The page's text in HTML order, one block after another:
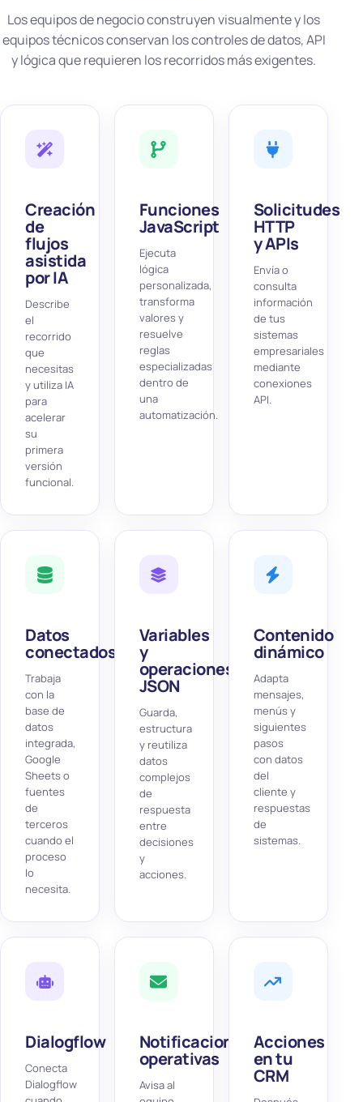
Los equipos de negocio construyen visualmente y los
equipos técnicos conservan los controles de datos, API
y lógica que requieren los recorridos más exigentes.
Creación
de
flujos
asistida
por IA
Describe
el
recorrido
que
necesitas
y utiliza IA
para
acelerar
su
primera
versión
funcional.
Funciones
JavaScript
Ejecuta
lógica
personalizada,
transforma
valores y
resuelve
reglas
especializadas
dentro de
una
automatización.
Solicitudes
HTTP
y APIs
Envía o
consulta
información
de tus
sistemas
empresariales
mediante
conexiones
API.
Datos
conectados
Trabaja
con la
base de
datos
integrada,
Google
Sheets o
fuentes
de
terceros
cuando el
proceso
lo
necesita.
Variables
y
operaciones
JSON
Guarda,
estructura
y reutiliza
datos
complejos
de
respuesta
entre
decisiones
y
acciones.
Contenido
dinámico
Adapta
mensajes,
menús y
siguientes
pasos
con datos
del
cliente y
respuestas
de
sistemas.
Dialogflow
Conecta
Dialogflow
Notificaciones
operativas
Avisa al
Acciones
en tu
CRM